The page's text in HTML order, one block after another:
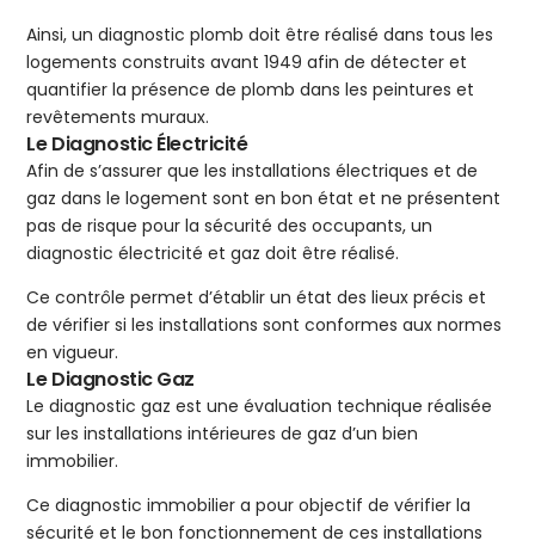
Ainsi, un diagnostic plomb doit être réalisé dans tous les
logements construits avant 1949 afin de détecter et
quantifier la présence de plomb dans les peintures et
revêtements muraux.
Le Diagnostic Électricité
Afin de s’assurer que les installations électriques et de
gaz dans le logement sont en bon état et ne présentent
pas de risque pour la sécurité des occupants, un
diagnostic électricité et gaz doit être réalisé.
Ce contrôle permet d’établir un état des lieux précis et
de vérifier si les installations sont conformes aux normes
en vigueur.
Le Diagnostic Gaz
Le diagnostic gaz est une évaluation technique réalisée
sur les installations intérieures de gaz d’un bien
immobilier.
Ce diagnostic immobilier a pour objectif de vérifier la
sécurité et le bon fonctionnement de ces installations